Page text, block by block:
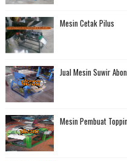
Mesin Cetak Pilus
Jual Mesin Suwir
Mesin Pembuat